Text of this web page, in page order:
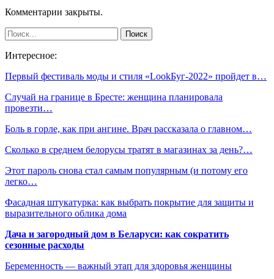
Комментарии закрыты.
Интересное:
Первый фестиваль моды и стиля «LookБуг-2022» пройдет в…
Случай на границе в Бресте: женщина планировала
провезти…
Боль в горле, как при ангине. Врач рассказала о главном…
Сколько в среднем белорусы тратят в магазинах за день?…
Этот пароль снова стал самым популярным (и потому его
легко…
Фасадная штукатурка: как выбрать покрытие для защиты и
выразительного облика дома
Дача и загородный дом в Беларуси: как сократить
сезонные расходы
Беременность — важный этап для здоровья женщины